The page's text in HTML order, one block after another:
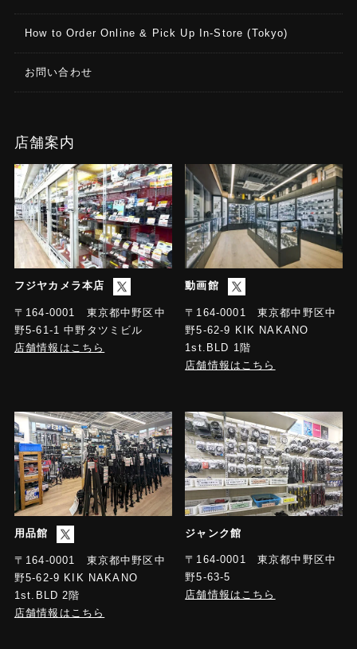
How to Order Online & Pick Up In-Store (Tokyo)
お問い合わせ
店舗案内
フジヤカメラ本店
〒164-0001 東京都中野区中
野5-61-1 中野タツミビル
店舗情報はこちら
動画館
〒164-0001 東京都中野区中
野5-62-9 KIK NAKANO
1st.BLD 1階
店舗情報はこちら
用品館
〒164-0001 東京都中野区中
野5-62-9 KIK NAKANO
1st.BLD 2階
店舗情報はこちら
ジャンク館
〒164-0001 東京都中野区中
野5-63-5
店舗情報はこちら